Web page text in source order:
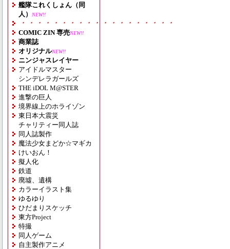
艦隊これくしょん（同
人）
NEW!!
・・・・・・・・・・・・・・・・・・・
COMIC ZIN 専売NEW!!
商業誌
オリジナルNEW!!
ニンジャスレイヤー
アイドルマスター
シンデレラガールズ
THE iDOL M@STER
進撃の巨人
境界線上のホライゾン
東日本大震災
チャリティー同人誌
同人誌製作
魔法少女まどか☆マギカ
けいおん！
擬人化
鉄道
廃墟、遺構
カラーイラスト集
ゆるゆり
ひだまりスケッチ
東方Project
特撮
同人ゲーム
自主製作アニメ